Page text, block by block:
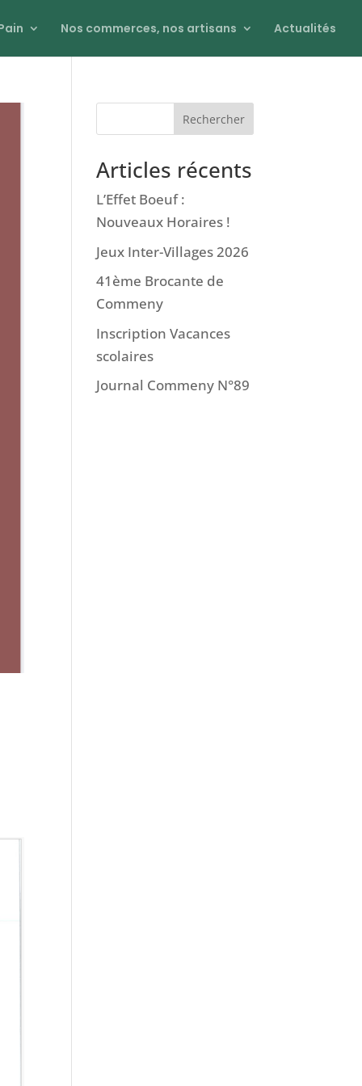
Nos commerces, nos artisans Actualités
Rechercher
Articles récents
L’Effet Boeuf :
Nouveaux Horaires !
Jeux Inter-Villages 2026
41ème Brocante de
Commeny
Inscription Vacances
scolaires
Journal Commeny N°89